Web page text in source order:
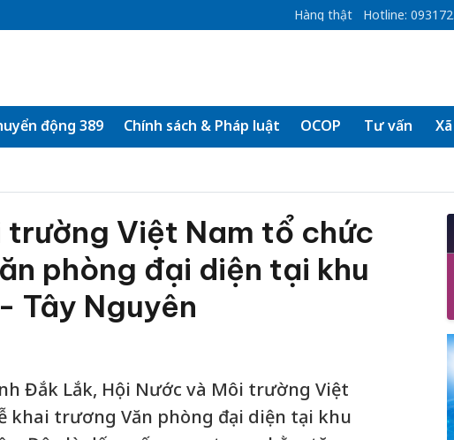
Hàng thật Hotline:
động 389 Chính sách & Pháp luật OCOP Tư vấn
trường Việt Nam tổ chức
phòng đại diện tại khu
Tây Nguyên
Đắk Lắk, Hội Nước và Môi trường Việt
khai trương Văn phòng đại diện tại khu